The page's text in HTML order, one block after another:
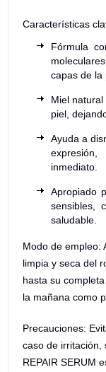
Características
Fórmula
capas de la
Miel
piel,
Ayuda a
inmediato.
Apropiado
sensibles,
saludable.
Modo de empleo:
limpia y seca del
hasta su
la mañana como
Precauciones:
caso de irritación,
REPAIR SERUM